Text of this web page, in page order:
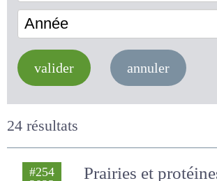
Auteur
valider annuler
24 résultats